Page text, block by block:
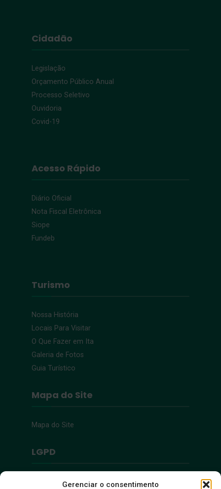
Gerenciar o consentimento
Cidadão
Legislação
Orçamento Público Anual
Processo Seletivo
Ouvidoria
Covid-19
Acesso Rápido
Diário Oficial
Nota Fiscal Eletrônica
Siope
Fundeb
Turismo
Nossa História
Locais Para Visitar
O Que Fazer em Ita
Galeria de Fotos
Guia Turístico
Mapa do Site
Mapa do Site
LGPD
Política de Privacidade